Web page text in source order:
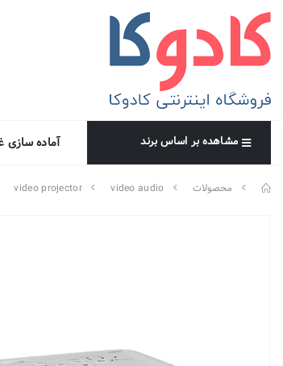
مشاهده بر اساس برند آماده سازی
محصولات video audio
video projector